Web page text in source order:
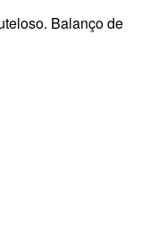
Balanço de